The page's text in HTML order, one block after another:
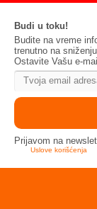
Budi u toku!
Budite na vreme
trenutno na sniženju.
Ostavite Vašu e-
Prijavom na
Uslove korišćenja